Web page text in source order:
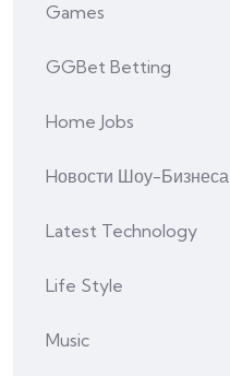
Games
GGBet Betting
Home Jobs
Hовости Шоу-Бизнеса
Latest Technology
Life Style
Music